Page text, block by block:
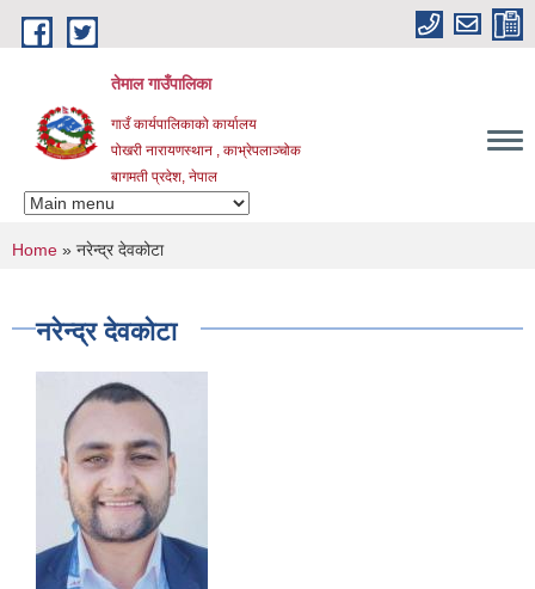
Skip to main content
तेमाल गाउँपालिका
गाउँ कार्यपालिकाको कार्यालय
पोखरी नारायणस्थान , काभ्रेपलाञ्चोक ‌‌‍‍‍‍‍‍
बागमती प्रदेश, नेपाल
You are here
Home » नरेन्द्र देवकोटा
नरेन्द्र देवकोटा